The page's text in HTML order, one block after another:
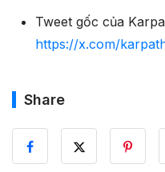
Tweet gốc của
https://x.com/
Share